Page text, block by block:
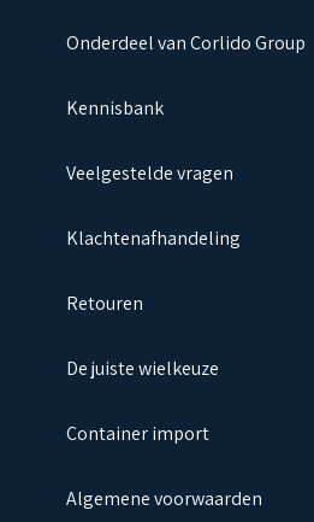
Onderdeel van Corlido Group
Kennisbank
Veelgestelde vragen
Klachtenafhandeling
Retouren
De juiste wielkeuze
Container import
Algemene voorwaarden